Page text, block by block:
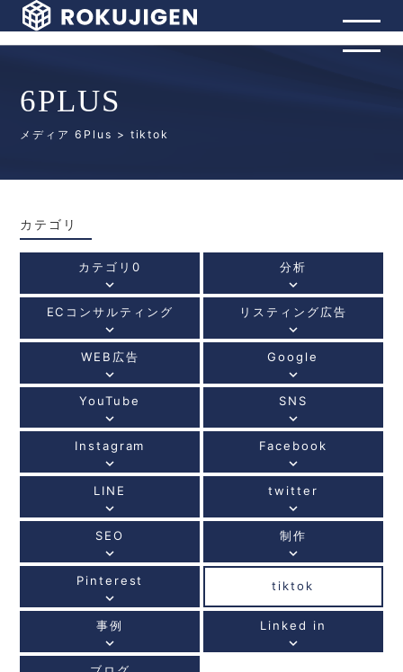
6PLUS
メディア 6Plus > tiktok
カテゴリ
カテゴリ0
keyboard_arrow_down
分析
keyboard_arrow_down
ECコンサルティング
keyboard_arrow_down
リスティング広告
keyboard_arrow_down
WEB広告
keyboard_arrow_down
Google
keyboard_arrow_down
YouTube
keyboard_arrow_down
SNS
keyboard_arrow_down
Instagram
keyboard_arrow_down
Facebook
keyboard_arrow_down
LINE
keyboard_arrow_down
twitter
keyboard_arrow_down
SEO
keyboard_arrow_down
制作
keyboard_arrow_down
Pinterest
keyboard_arrow_down
tiktok
事例
keyboard_arrow_down
Linked in
keyboard_arrow_down